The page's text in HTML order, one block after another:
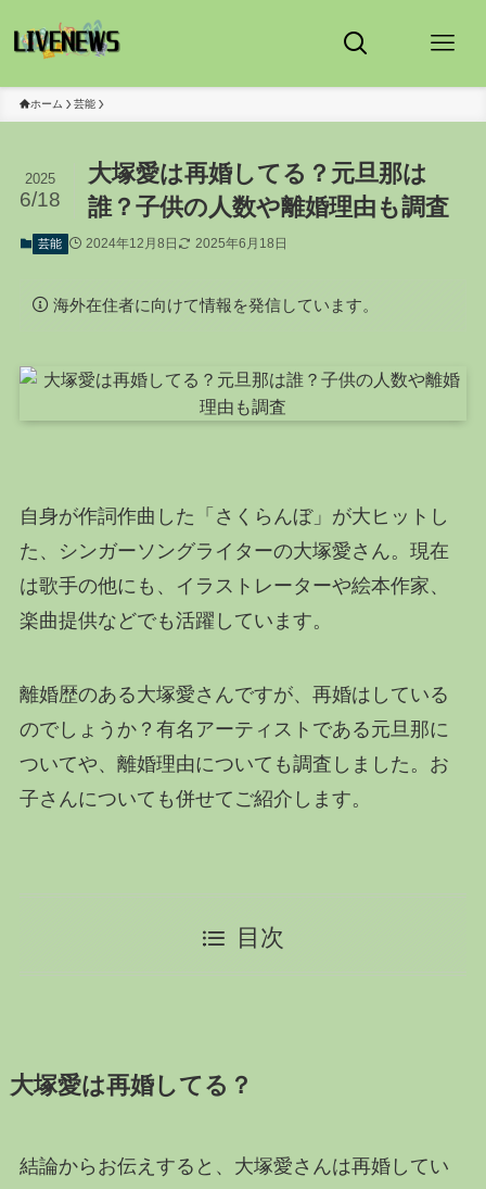
ホーム 芸能
大塚愛は再婚してる？元旦那は
誰？子供の人数や離婚理由も調査
2025
6/18
芸能 2024年12月8日 2025年6月18日
海外在住者に向けて情報を発信しています。
自身が作詞作曲した「さくらんぼ」が大ヒットし
た、シンガーソングライターの大塚愛さん。現在
は歌手の他にも、イラストレーターや絵本作家、
楽曲提供などでも活躍しています。
離婚歴のある大塚愛さんですが、再婚はしている
のでしょうか？有名アーティストである元旦那に
ついてや、離婚理由についても調査しました。お
子さんについても併せてご紹介します。
目次
大塚愛は再婚してる？
結論からお伝えすると、大塚愛さんは再婚してい